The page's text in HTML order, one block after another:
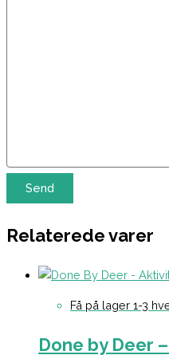
Relaterede varer
Få på lager 1-3
Done by Deer